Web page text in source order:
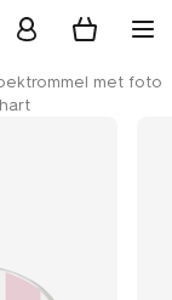
met foto